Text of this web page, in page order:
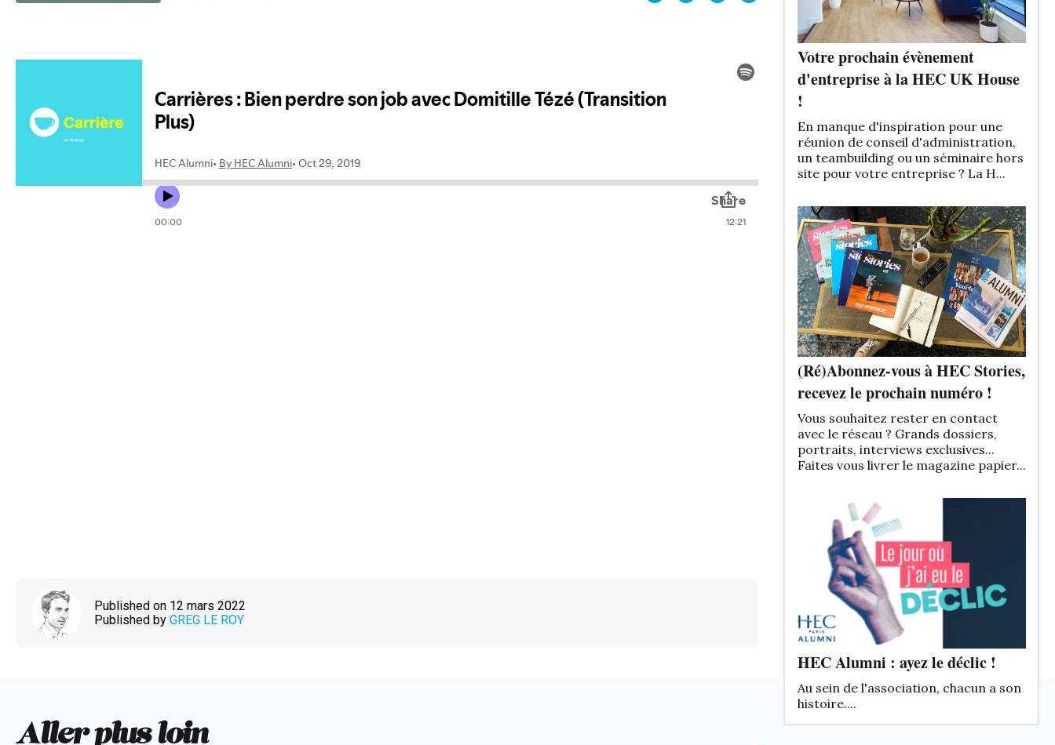
Published on 12 mars 2022
Published by GREG LE ROY
Aller plus loin
Votre prochain évènement
d'entreprise à la HEC UK House
!
En manque d'inspiration pour une
réunion de conseil d'administration,
un teambuilding ou un séminaire hors
site pour votre entreprise ? La H...
(Ré)Abonnez-vous à HEC Stories,
recevez le prochain numéro !
Vous souhaitez rester en contact
avec le réseau ? Grands dossiers,
portraits, interviews exclusives...
Faites vous livrer le magazine papier...
HEC Alumni : ayez le déclic !
Au sein de l'association, chacun a son
histoire....